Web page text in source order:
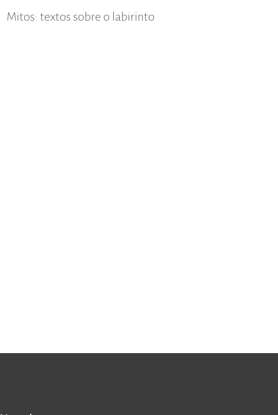
Mitos: textos sobre o labirinto